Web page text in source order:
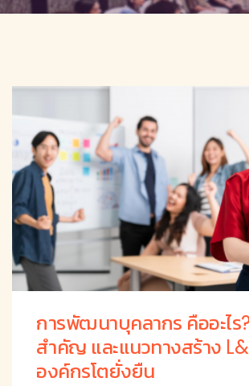
การพัฒนาบุคลากร คืออะไร
สำคัญ และแนวทางสร้าง
องค์กรโตยั่งยืน